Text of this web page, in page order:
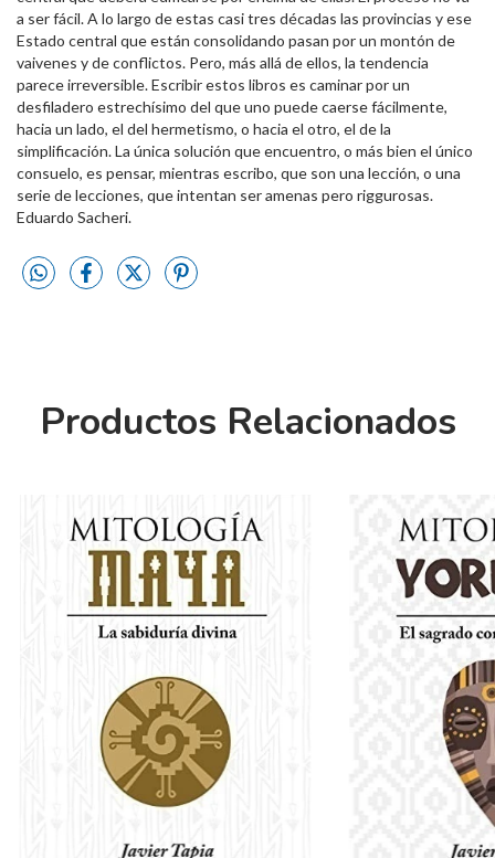
a ser fácil. A lo largo de estas casi tres décadas las provincias y ese
Estado central que están consolidando pasan por un montón de
vaivenes y de conflictos. Pero, más allá de ellos, la tendencia
parece irreversible. Escribir estos libros es caminar por un
desfiladero estrechísimo del que uno puede caerse fácilmente,
hacia un lado, el del hermetismo, o hacia el otro, el de la
simplificación. La única solución que encuentro, o más bien el único
consuelo, es pensar, mientras escribo, que son una lección, o una
serie de lecciones, que intentan ser amenas pero riggurosas.
Eduardo Sacheri.
Productos Relacionados